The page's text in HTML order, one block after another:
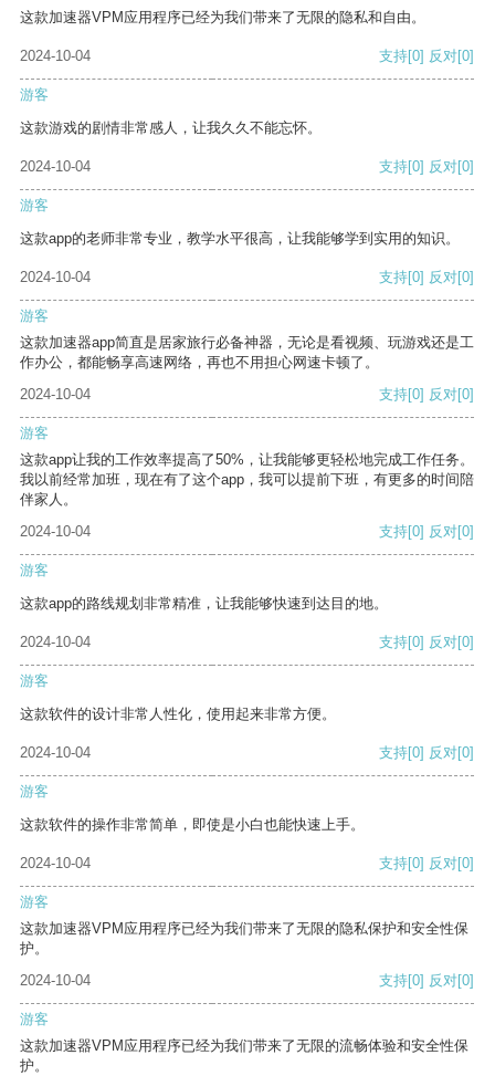
这款加速器VPM应用程序已经为我们带来了无限的隐私和自由。
2024-10-04 支持[0] 反对[0]
游客
这款游戏的剧情非常感人，让我久久不能忘怀。
2024-10-04 支持[0] 反对[0]
游客
这款app的老师非常专业，教学水平很高，让我能够学到实用的知识。
2024-10-04 支持[0] 反对[0]
游客
这款加速器app简直是居家旅行必备神器，无论是看视频、玩游戏还是工
作办公，都能畅享高速网络，再也不用担心网速卡顿了。
2024-10-04
支持[0] 反对[0]
游客
这款app让我的工作效率提高了50%，让我能够更轻松地完成工作任务。
我以前经常加班，现在有了这个app，我可以提前下班，有更多的时间陪
伴家人。
2024-10-04
支持[0] 反对[0]
游客
这款app的路线规划非常精准，让我能够快速到达目的地。
2024-10-04 支持[0] 反对[0]
游客
这款软件的设计非常人性化，使用起来非常方便。
2024-10-04 支持[0] 反对[0]
游客
这款软件的操作非常简单，即使是小白也能快速上手。
2024-10-04 支持[0] 反对[0]
游客
这款加速器VPM应用程序已经为我们带来了无限的隐私保护和安全性保
护。
2024-10-04
支持[0] 反对[0]
游客
这款加速器VPM应用程序已经为我们带来了无限的流畅体验和安全性保
护。